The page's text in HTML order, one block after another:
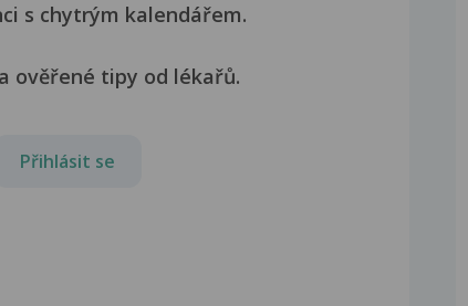
s chytrým kalendářem.
ověřené tipy od lékařů.
Přihlásit se